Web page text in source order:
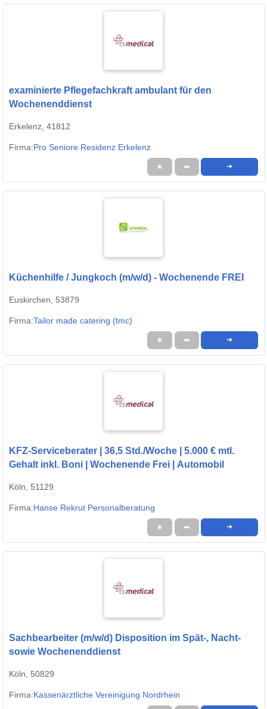
examinierte Pflegefachkraft ambulant für den
Wochenenddienst
Erkelenz, 41812
Firma:Pro Seniore Residenz Erkelenz
★ ➦ ➜
Küchenhilfe / Jungkoch (m/w/d) - Wochenende FREI
Euskirchen, 53879
Firma:Tailor made catering (tmc)
★ ➦ ➜
KFZ-Serviceberater | 36,5 Std./Woche | 5.000 € mtl.
Gehalt inkl. Boni | Wochenende Frei | Automobil
Köln, 51129
Firma:Hanse Rekrut Personalberatung
★ ➦ ➜
Sachbearbeiter (m/w/d) Disposition im Spät-, Nacht-
sowie Wochenenddienst
Köln, 50829
Firma:Kassenärztliche Vereinigung Nordrhein